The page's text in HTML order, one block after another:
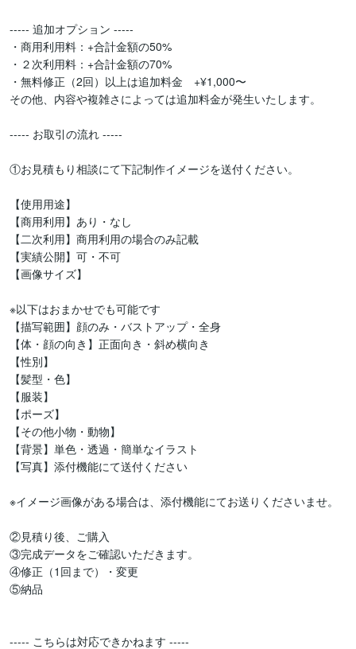
----- 追加オプション -----
・商用利用料：+合計金額の50%
・２次利用料：+合計金額の70%
・無料修正（2回）以上は追加料金　+¥1,000〜
その他、内容や複雑さによっては追加料金が発生いたします。
----- お取引の流れ -----
①お見積もり相談にて下記制作イメージを送付ください。
【使用用途】
【商用利用】あり・なし
【二次利用】商用利用の場合のみ記載
【実績公開】可・不可
【画像サイズ】
※以下はおまかせでも可能です
【描写範囲】顔のみ・バストアップ・全身
【体・顔の向き】正面向き・斜め横向き
【性別】
【髪型・色】
【服装】
【ポーズ】
【その他小物・動物】
【背景】単色・透過・簡単なイラスト
【写真】添付機能にて送付ください
※イメージ画像がある場合は、添付機能にてお送りくださいませ。
②見積り後、ご購入
③完成データをご確認いただきます。
④修正（1回まで）・変更
⑤納品
----- こちらは対応できかねます -----